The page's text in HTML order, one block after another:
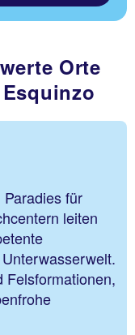
Orte
für
leiten
Felsformationen,